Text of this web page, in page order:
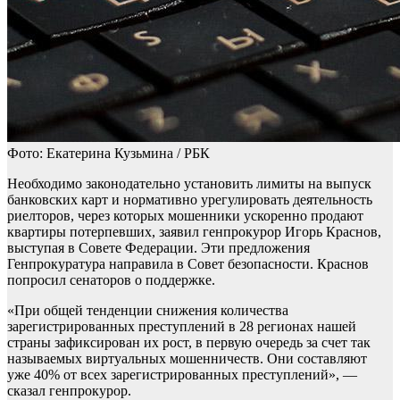
Фото: Екатерина Кузьмина / РБК
Необходимо законодательно установить лимиты на выпуск
банковских карт и нормативно урегулировать деятельность
риелторов, через которых мошенники ускоренно продают
квартиры потерпевших, заявил генпрокурор Игорь Краснов,
выступая в Совете Федерации. Эти предложения
Генпрокуратура направила в Совет безопасности. Краснов
попросил сенаторов о поддержке.
«При общей тенденции снижения количества
зарегистрированных преступлений в 28 регионах нашей
страны зафиксирован их рост, в первую очередь за счет так
называемых виртуальных мошенничеств. Они составляют
уже 40% от всех зарегистрированных преступлений», —
сказал генпрокурор.